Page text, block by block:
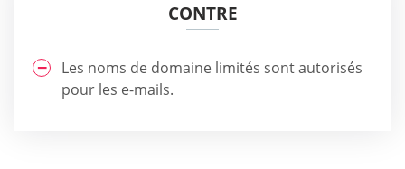
CONTRE
Les noms de domaine limités sont autorisés
pour les e-mails.